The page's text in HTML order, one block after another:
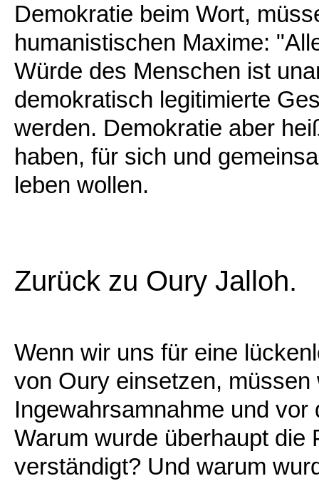
Demokratie beim Wort,
humanistischen Maxime:
Würde des Menschen ist
demokratisch legitimierte
werden. Demokratie aber
haben, für sich und
leben wollen.
Zurück zu Oury Jalloh.
Wenn wir uns für eine
von Oury einsetzen,
Ingewahrsamnahme und
Warum wurde überhaupt die
verständigt? Und warum